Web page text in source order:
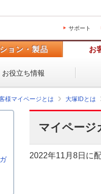
サポート
ョン・製品 お
お役立ち情報
様マイページとは 大塚IDとは
マイペー
2022年11月8日に